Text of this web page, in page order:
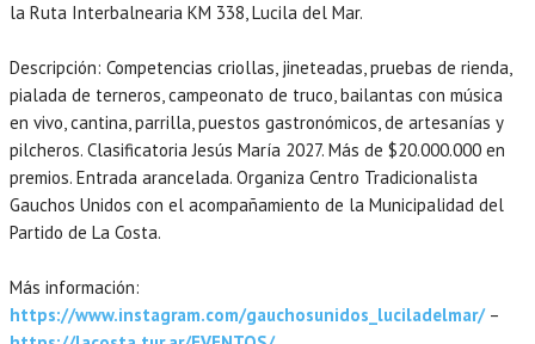
la Ruta Interbalnearia KM 338, Lucila del Mar.
Descripción: Competencias criollas, jineteadas, pruebas de rienda,
pialada de terneros, campeonato de truco, bailantas con música
en vivo, cantina, parrilla, puestos gastronómicos, de artesanías y
pilcheros. Clasificatoria Jesús María 2027. Más de $20.000.000 en
premios. Entrada arancelada. Organiza Centro Tradicionalista
Gauchos Unidos con el acompañamiento de la Municipalidad del
Partido de La Costa.
Más información:
https://www.instagram.com/gauchosunidos_luciladelmar/–